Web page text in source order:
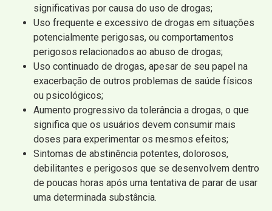
significativas por causa do uso de drogas;
Uso frequente e excessivo de drogas em situações
potencialmente perigosas, ou comportamentos
perigosos relacionados ao abuso de drogas;
Uso continuado de drogas, apesar de seu papel na
exacerbação de outros problemas de saúde físicos
ou psicológicos;
Aumento progressivo da tolerância a drogas, o que
significa que os usuários devem consumir mais
doses para experimentar os mesmos efeitos;
Sintomas de abstinência potentes, dolorosos,
debilitantes e perigosos que se desenvolvem dentro
de poucas horas após uma tentativa de parar de usar
uma determinada substância.